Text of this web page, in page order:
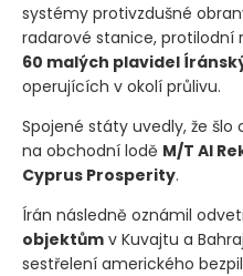
systémy protivzdušné
radarové stanice, protilodní
60 malých plavidel
operujících v okolí průlivu.
Spojené státy uvedly, že
na obchodní lodě M/T Al
Cyprus Prosperity.
Írán následně oznámil
objektům v Kuvajtu a
sestřelení amerického